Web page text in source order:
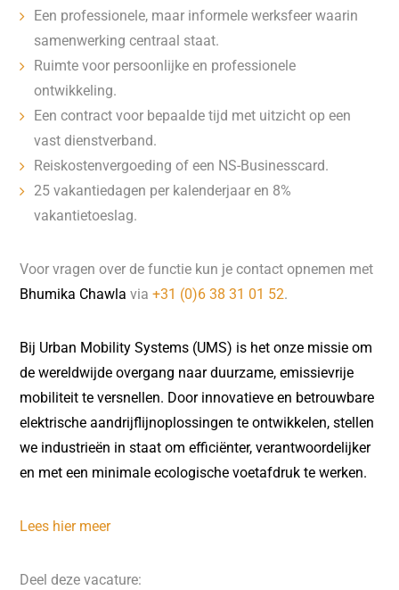
Een professionele, maar informele werksfeer waarin
samenwerking centraal staat.
Ruimte voor persoonlijke en professionele
ontwikkeling.
Een contract voor bepaalde tijd met uitzicht op een
vast dienstverband.
Reiskostenvergoeding of een NS-Businesscard.
25 vakantiedagen per kalenderjaar en 8%
vakantietoeslag.
Voor vragen over de functie kun je contact opnemen met
Bhumika Chawla via+31 (0)6 38 31 01 52.
Bij Urban Mobility Systems (UMS) is het onze missie om
de wereldwijde overgang naar duurzame, emissievrije
mobiliteit te versnellen. Door innovatieve en betrouwbare
elektrische aandrijflijnoplossingen te ontwikkelen, stellen
we industrieën in staat om efficiënter, verantwoordelijker
en met een minimale ecologische voetafdruk te werken.
Lees hier meer
Deel deze vacature: